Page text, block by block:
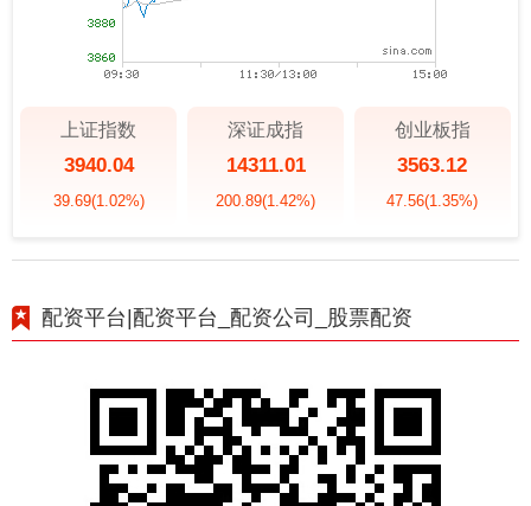
上证指数
3940.04
39.69(1.02%)
深证成指
14311.01
200.89(1.42%)
创业板指
3563.12
47.56(1.35%)
配资平台|配资平台_配资公司_股票配资